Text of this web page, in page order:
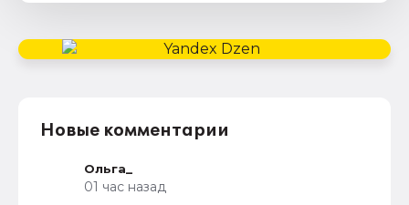
Новые комментарии
Ольга_
01 час назад